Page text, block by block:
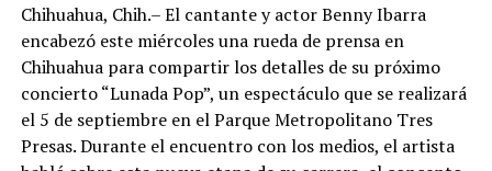
Chihuahua, Chih.– El cantante y actor Benny Ibarra
encabezó este miércoles una rueda de prensa en
Chihuahua para compartir los detalles de su próximo
concierto “Lunada Pop”, un espectáculo que se realizará
el 5 de septiembre en el Parque Metropolitano Tres
Presas. Durante el encuentro con los medios, el artista